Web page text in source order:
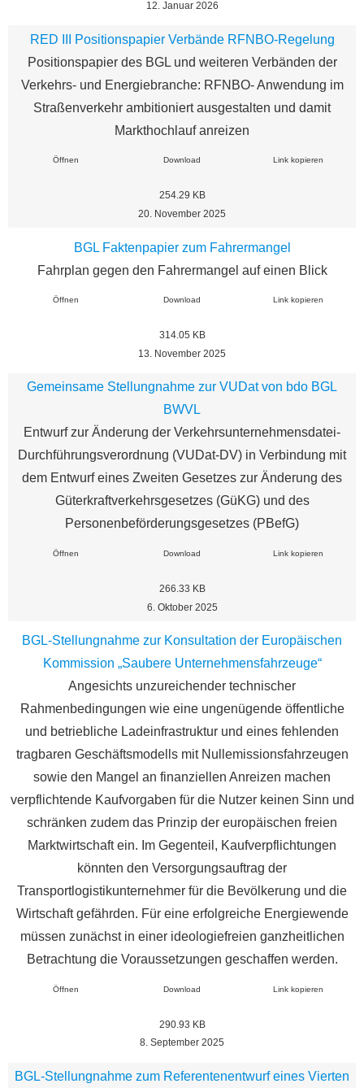
12. Januar 2026
RED III Positionspapier Verbände RFNBO-Regelung
Positionspapier des BGL und weiteren Verbänden der
Verkehrs- und Energiebranche: RFNBO- Anwendung im
Straßenverkehr ambitioniert ausgestalten und damit
Markthochlauf anreizen
Öffnen Download Link kopieren
254.29 KB
20. November 2025
BGL Faktenpapier zum Fahrermangel
Fahrplan gegen den Fahrermangel auf einen Blick
Öffnen Download Link kopieren
314.05 KB
13. November 2025
Gemeinsame Stellungnahme zur VUDat von bdo BGL
BWVL
Entwurf zur Änderung der Verkehrsunternehmensdatei-
Durchführungsverordnung (VUDat-DV) in Verbindung mit
dem Entwurf eines Zweiten Gesetzes zur Änderung des
Güterkraftverkehrsgesetzes (GüKG) und des
Personenbeförderungsgesetzes (PBefG)
Öffnen Download Link kopieren
266.33 KB
6. Oktober 2025
BGL-Stellungnahme zur Konsultation der Europäischen
Kommission „Saubere Unternehmensfahrzeuge“
Angesichts unzureichender technischer
Rahmenbedingungen wie eine ungenügende öffentliche
und betriebliche Ladeinfrastruktur und eines fehlenden
tragbaren Geschäftsmodells mit Nullemissionsfahrzeugen
sowie den Mangel an finanziellen Anreizen machen
verpflichtende Kaufvorgaben für die Nutzer keinen Sinn und
schränken zudem das Prinzip der europäischen freien
Marktwirtschaft ein. Im Gegenteil, Kaufverpflichtungen
könnten den Versorgungsauftrag der
Transportlogistikunternehmer für die Bevölkerung und die
Wirtschaft gefährden. Für eine erfolgreiche Energiewende
müssen zunächst in einer ideologiefreien ganzheitlichen
Betrachtung die Voraussetzungen geschaffen werden.
Öffnen Download Link kopieren
290.93 KB
8. September 2025
BGL-Stellungnahme zum Referentenentwurf eines Vierten